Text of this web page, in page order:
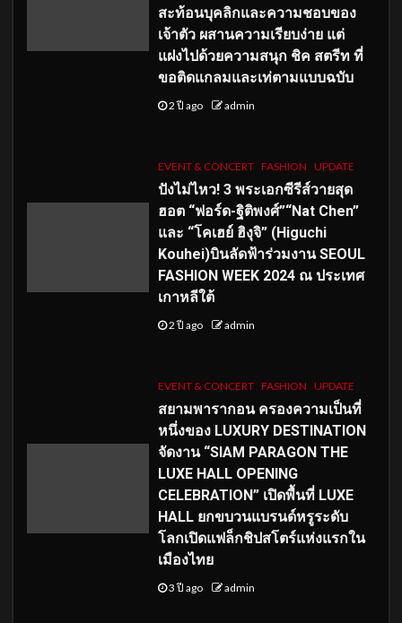
สะท้อนบุคลิกและความชอบของ
เจ้าตัว ผสานความเรียบง่าย แต่
แฝงไปด้วยความสนุก ชิค สตรีท ที่
ขอติดแกลมและเท่ตามแบบฉบับ
2 ปี ago admin
EVENT & CONCERT FASHION UPDATE
ปังไม่ไหว! 3 พระเอกซีรีส์วายสุด
ฮอต “ฟอร์ด-ฐิติพงศ์”“Nat Chen”
และ “โคเฮย์ ฮิงุจิ” (Higuchi
Kouhei)บินลัดฟ้าร่วมงาน SEOUL
FASHION WEEK 2024 ณ ประเทศ
เกาหลีใต้
2 ปี ago admin
EVENT & CONCERT FASHION UPDATE
สยามพารากอน ครองความเป็นที่
หนึ่งของ LUXURY DESTINATION
จัดงาน “SIAM PARAGON THE
LUXE HALL OPENING
CELEBRATION” เปิดพื้นที่ LUXE
HALL ยกขบวนแบรนด์หรูระดับ
โลกเปิดแฟล็กชิปสโตร์แห่งแรกใน
เมืองไทย
3 ปี ago admin